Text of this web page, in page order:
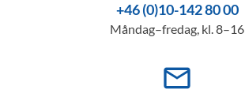
+46 (0)10-142 80 00
Måndag–fredag, kl. 8–16
mail_outline